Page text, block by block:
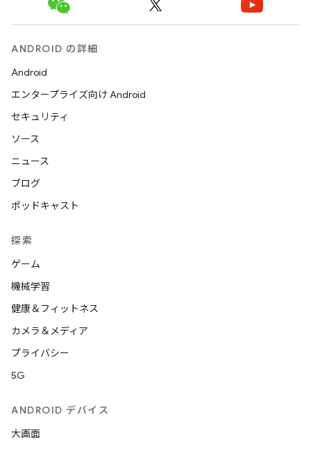
ANDROID の詳細
Android
エンタープライズ向け Android
セキュリティ
ソース
ニュース
ブログ
ポッドキャスト
探索
ゲーム
機械学習
健康＆フィットネス
カメラ＆メディア
プライバシー
5G
ANDROID デバイス
大画面